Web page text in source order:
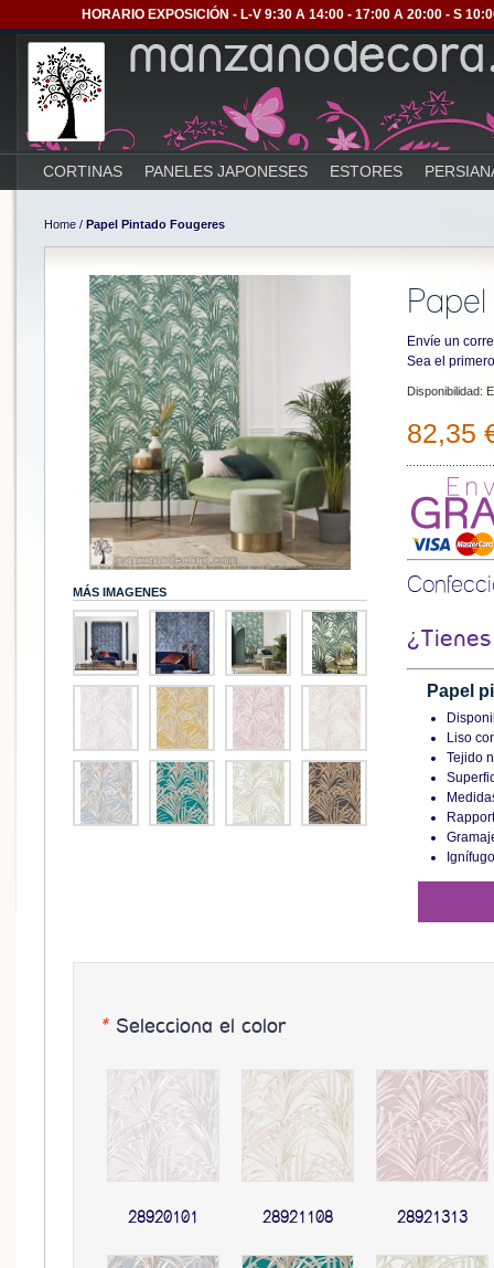
HORARIO EXPOSICIÓN - L-V 9:30 A 14:00 - 17:00 A 20:00 - S
CORTINAS PANELES JAPONESES ESTORES
Home /Papel Pintado Fougeres
Envíe un
Sea el
Disponibilidad:
82,35
Papel
Liso
Tejido
Ignífugo
MÁS IMAGENES
* Selecciona el color
28920101 28921108 28921313